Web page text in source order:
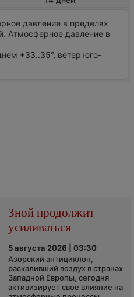
давление в пределах
Атмосферное давление в
+33..35°, ветер юго-
Зной продолжит
усиливаться
5 августа 2026 | 03:30
Азорский антициклон,
раскаливший воздух в странах
Западной Европы, сегодня
активизирует свое влияние на